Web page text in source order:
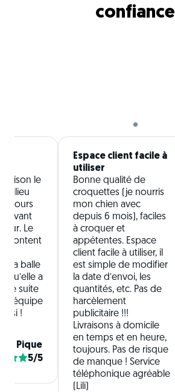
confiance
le
milieu
avant
Le
content
sa balle
qu’elle a
de suite
l’équipe
!
Pique
5/5
Espace client facile à
utiliser
Bonne qualité de
croquettes (je nourris
mon chien avec
depuis 6 mois), faciles
à croquer et
appétentes. Espace
client facile à utiliser, il
est simple de modifier
la date d’envoi, les
quantités, etc. Pas de
harcèlement
publicitaire !!!
Livraisons à domicile
en temps et en heure,
toujours. Pas de risque
de manque ! Service
téléphonique agréable
(Lili)